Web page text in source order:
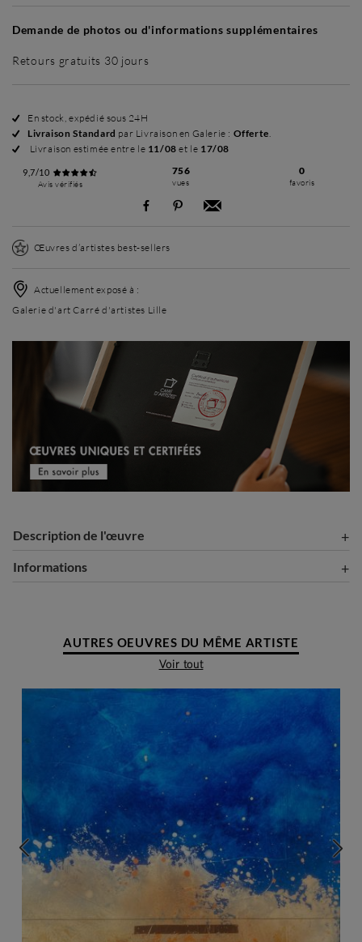
Demande de photos ou d'informations supplémentaires
Retours gratuits 30 jours
En stock, expédié sous 24H
Livraison Standard par Livraison en Galerie : Offerte.
Livraison estimée entre le 11/08 et le 17/08
9,7/10
Avis vérifiés
756
vues
0
favoris
Œuvres d’artistes best-sellers
Actuellement exposé à :
Galerie d'art Carré d'artistes Lille
Description de l'œuvre
Informations
AUTRES OEUVRES DU MÊME ARTISTE
Voir tout